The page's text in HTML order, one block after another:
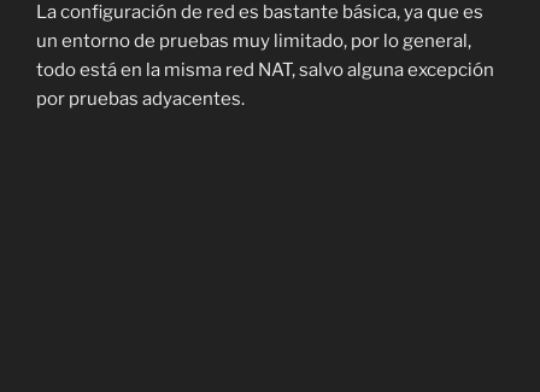
La configuración de red es bastante básica, ya que es
un entorno de pruebas muy limitado, por lo general,
todo está en la misma red NAT, salvo alguna excepción
por pruebas adyacentes.